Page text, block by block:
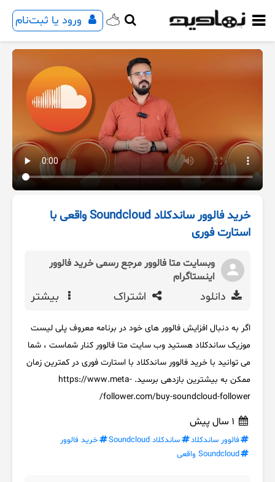
ورود یا ثبت‌نام
خرید فالوور ساندکلاد Soundcloud واقعی با
استارت فوری
وبسایت متا فالوور مرجع رسمی خرید فالوور
اینستاگرام
دانلود اشتراک بیشتر
اگر به دنبال افزایش فالوور های خود در برنامه معروف پلی لیست
موزیک ساندکلاد هستید وب سایت متا فالوور کنار شماست ، شما
می توانید با خرید فالوور ساندکلاد با استارت فوری در کمترین زمان
ممکن به بیشترین بازدهی برسید. https://www.meta-
follower.com/buy-soundcloud-follower/
فالوور ساندکلاد ساندکلاد Soundcloud
خرید فالوور
Soundcloud واقعی